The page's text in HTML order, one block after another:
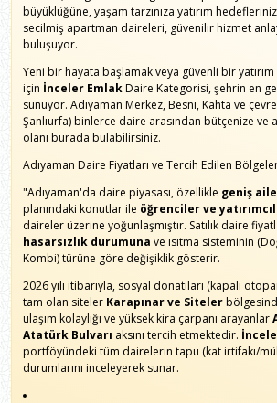
büyüklüğüne, yaşam tarzınıza yatırım
secilmiş apartman daireleri, güvenilir hizmet
buluşuyor.
Yeni bir hayata başlamak veya güvenli bir
için İnceler EmlakDaire Kategorisi, şehrin en
sunuyor. Adıyaman Merkez, Besni, Kahta ve
Şanlıurfa) binlerce daire arasından bütçenize ve
olanı burada bulabilirsiniz.
Adıyaman Daire Fiyatları ve Tercih Edilen
"Adıyaman'da daire piyasası, özellikle geniş
planındaki konutlar ile öğrenciler ve
daireler üzerine yoğunlaşmıştır. Satılık daire
hasarsızlık durumuna ve ısıtma sisteminin
Kombi) türüne göre değişiklik gösterir.
2026 yılı itibarıyla, sosyal donatıları (kapalı
tam olan siteler Karapınar ve Siteler
ulaşım kolaylığı ve yüksek kira çarpanı arayanlar
Atatürk Bulvarı aksını tercih etmektedir.
portföyündeki tüm dairelerin tapu (kat irtifakı/
durumlarını inceleyerek sunar.